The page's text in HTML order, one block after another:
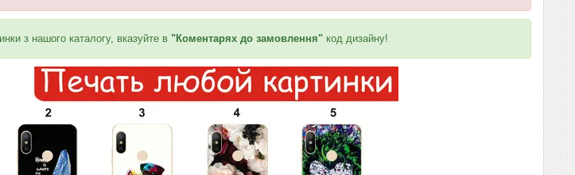
з нашого каталогу, вказуйте в "Коментарях до замовлення" код дизайну!